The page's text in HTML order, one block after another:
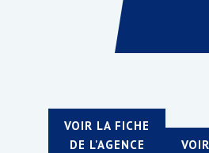
VOIR LA FICHE
DE L'AGENCE